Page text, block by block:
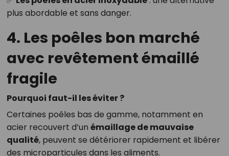
plus abordable et sans danger.
4. Les poêles bon marché
avec revêtement émaillé
fragile
Pourquoi faut-il les éviter ?
Certaines poêles bas de gamme, notamment en
acier recouvert d’un émaillage de mauvaise
qualité, peuvent se détériorer rapidement et libérer
des microparticules dans les aliments.